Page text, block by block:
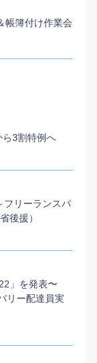
簿付け作業会
ら3割特例へ
フリーランスパ
後援）
」を発表〜
リー配達員実